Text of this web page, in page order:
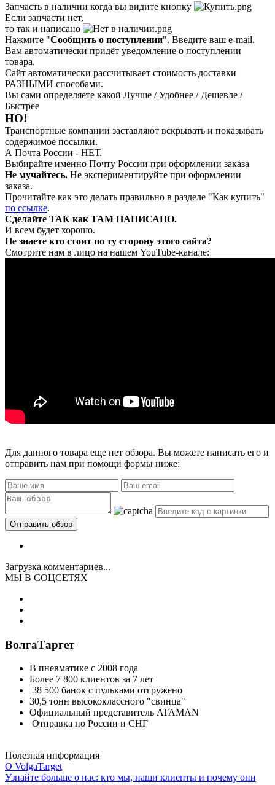
Запчасть в наличии когда вы видите кнопку
Если запчасти нет,
то так и написано
Нажмите "Сообщить о поступлении". Введите ваш e-mail.
Вам автоматически придёт уведомление о поступлении
товара.
Сайт автоматически рассчитывает стоимость доставки
РАЗНЫМИ способами.
Вы сами определяете какой Лучше / Удобнее / Дешевле /
Быстрее
НО!
Транспортные компании заставляют вскрывать и показывать
содержимое посылки.
А Почта России - НЕТ.
Выбирайте именно Почту России при оформлении заказа
Не мучайтесь. Не экспериментируйте при оформлении
заказа.
Прочитайте как это делать правильно в разделе "Как купить"
по ссылке.
Сделайте ТАК как ТАМ НАПИСАНО.
И всем будет хорошо.
Не знаете кто стоит по ту сторону этого сайта?
Смотрите нам в лицо на нашем YouTube-канале:
Для данного товара еще нет обзора. Вы можете написать его и
отправить нам при помощи формы ниже:
Загрузка комментариев...
МЫ В СОЦСЕТЯХ
ВолгаТаргет
В пневматике с 2008 года
Более 7 800 клиентов за 7 лет
38 500 банок с пульками отгружено
30,5 тонн высококлассного "свинца"
Официальный представитель ATAMAN
Отправка по России и СНГ
Полезная информация
О VolgaTarget
Узнайте больше о нас: кто мы, наши клиенты и почему они